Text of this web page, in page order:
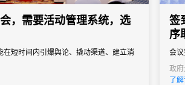
，需要活动管理系统，选
在短时间内引爆舆论、撬动渠道、建立消
来说，新品发布会也是一场“高难度战
传播效果。选择一款真正懂新品发布会场
签
序
会
据
政
发
了